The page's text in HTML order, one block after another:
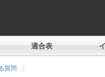
適合表
質問